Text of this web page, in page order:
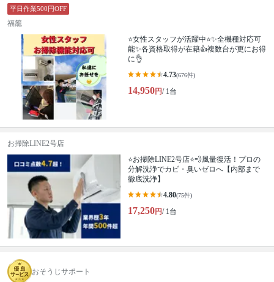
平日作業500円OFF
福籠
⭐女性スタッフが活躍中⭐✨全機種対応可
能✨各資格取得が在籍👍複数台が更にお得
に👌
4.73(676件)
14,950円/ 1台
お掃除LINE2号店
⭐️お掃除LINE2号店⭐️💨風量復活！プロの
分解洗浄でカビ・臭いゼロへ【内部まで
徹底洗浄】
4.80(75件)
17,250円/ 1台
おそうじサポート